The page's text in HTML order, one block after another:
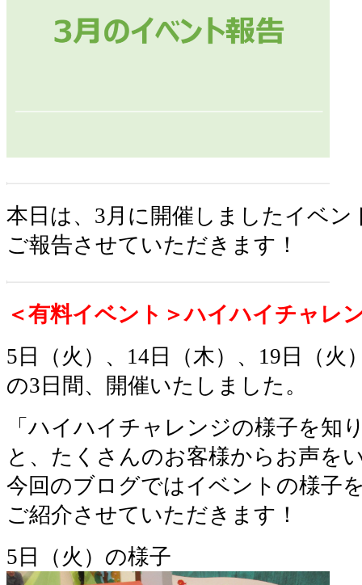
本日は、3月に開催しましたイベン
ご報告させていただきます！
＜有料イベント＞ハイハイチャレ
5日（火）、14日（木）、19日（火
の3日間、開催いたしました。
「ハイハイチャレンジの様子を知
と、たくさんのお客様からお声を
今回のブログではイベントの様子
ご紹介させていただきます！
5日（火）の様子